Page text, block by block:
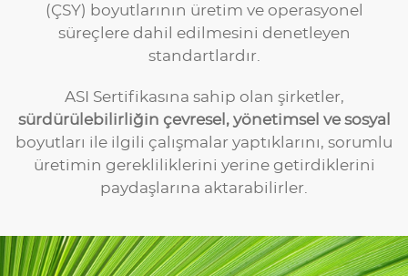
(ÇSY) boyutlarının üretim ve operasyonel
süreçlere dahil edilmesini denetleyen
standartlardır.
ASI Sertifikasına sahip olan şirketler,
sürdürülebilirliğin çevresel, yönetimsel ve sosyal
boyutları ile ilgili çalışmalar yaptıklarını, sorumlu
üretimin gerekliliklerini yerine getirdiklerini
paydaşlarına aktarabilirler.